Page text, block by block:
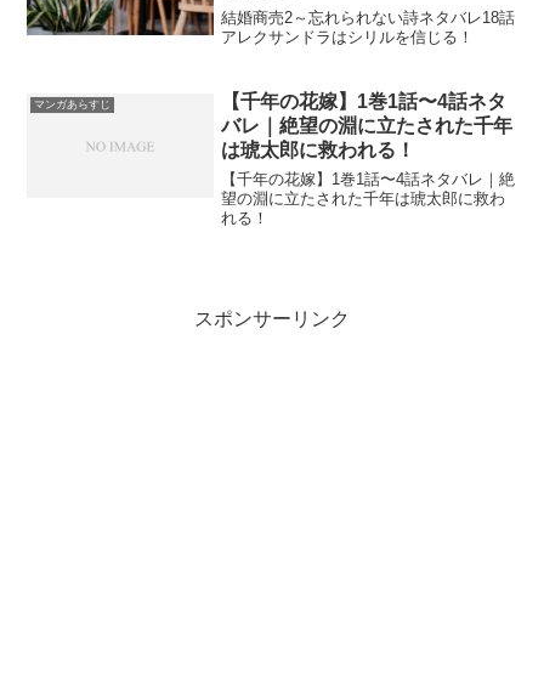
結婚商売2～忘れられない詩ネタバレ18話
アレクサンドラはシリルを信じる！
マンガあらすじ
【千年の花嫁】1巻1話〜4話ネタ
バレ｜絶望の淵に立たされた千年
は琥太郎に救われる！
【千年の花嫁】1巻1話〜4話ネタバレ｜絶
望の淵に立たされた千年は琥太郎に救わ
れる！
スポンサーリンク